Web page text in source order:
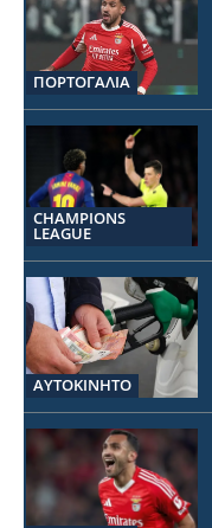
ΠΟΡΤΟΓΑΛΙΑ
CHAMPIONS
LEAGUE
ΑΥΤΟΚΙΝΗΤΟ